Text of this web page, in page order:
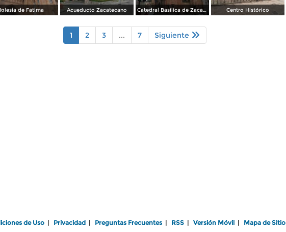
Iglesia de Fatima Acueducto Zacatecano Catedral Basílica de Zacatecas Centro Histórico
1 2 3 ... 7 Siguiente
de Uso Privacidad Preguntas Frecuentes RSS Versión Móvil Mapa de Sitio